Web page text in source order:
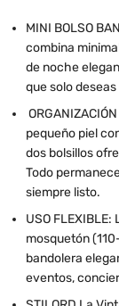
MINI BOLSO
combina
de noche
que solo
pequeño piel
dos bolsillos
Todo
siempre listo.
USO
mosquetón
bandolera
eventos,